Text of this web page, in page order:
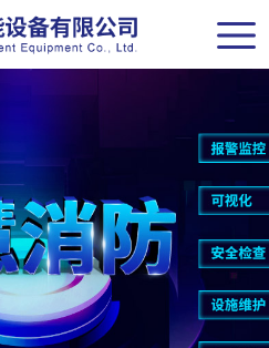
网站导航
新闻中心
解决方案
产品中心